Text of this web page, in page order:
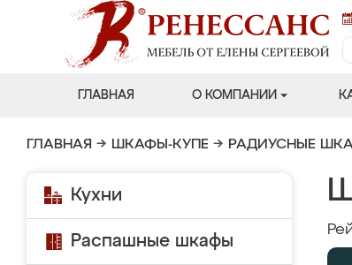
ГЛАВНАЯ О КОМПАНИИ
ГЛАВНАЯ → ШКАФЫ-КУПЕ → РАДИУСНЫЕ
Кухни
Распашные шкафы